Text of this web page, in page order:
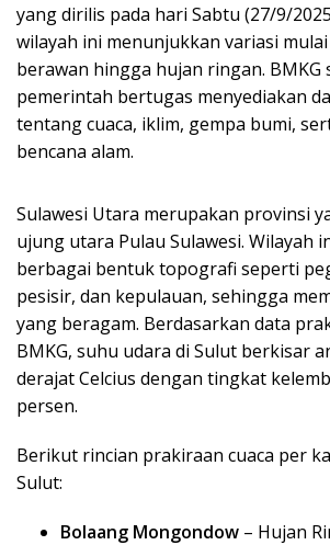
yang dirilis pada hari Sabtu (27/9/
wilayah ini menunjukkan variasi
berawan hingga hujan ringan. BMKG
pemerintah bertugas menyediakan
tentang cuaca, iklim, gempa bumi,
bencana alam.
Sulawesi Utara merupakan provinsi
ujung utara Pulau Sulawesi. Wilayah
berbagai bentuk topografi seperti
pesisir, dan kepulauan, sehingga
yang beragam. Berdasarkan data
BMKG, suhu udara di Sulut berkisar
derajat Celcius dengan tingkat
persen.
Berikut rincian prakiraan cuaca per
Sulut:
Bolaang Mongondow – Hujan